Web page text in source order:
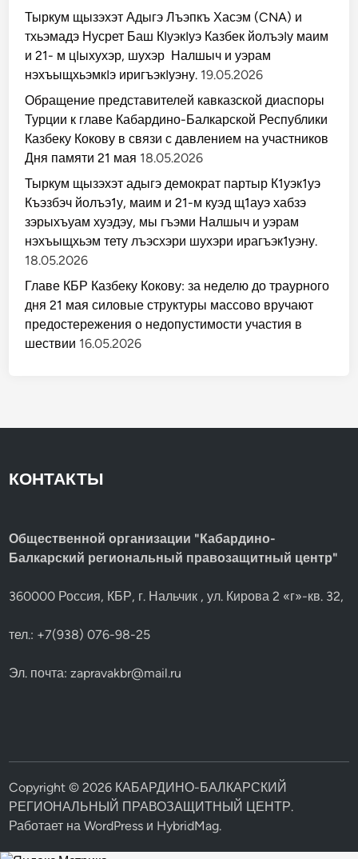
Тыркум щызэхэт Адыгэ Лъэпкъ Хасэм (CNA) и
тхьэмадэ Нусрет Баш КIуэкIуэ Казбек йолъэIу маим
и 21- м цIыхухэр, шухэр Налшыч и уэрам
нэхъыщхьэмкIэ иригъэкIуэну. 19.05.2026
Обращение представителей кавказской диаспоры
Турции к главе Кабардино-Балкарской Республики
Казбеку Кокову в связи с давлением на участников
Дня памяти 21 мая 18.05.2026
Тыркум щызэхэт адыгэ демократ партыр К1уэк1уэ
Къэзбэч йолъэ1у, маим и 21-м куэд щ1ауэ хабзэ
зэрыхъуам хуэдэу, мы гъэми Налшыч и уэрам
нэхъыщхьэм тету лъэсхэри шухэри ирагъэк1уэну.
18.05.2026
Главе КБР Казбеку Кокову: за неделю до траурного
дня 21 мая силовые структуры массово вручают
предостережения о недопустимости участия в
шествии 16.05.2026
КОНТАКТЫ
Общественной организации "Кабардино-
Балкарский региональный правозащитный центр"
360000 Россия, КБР, г. Нальчик , ул. Кирова 2 «г»-кв. 32,
тел.: +7(938) 076-98-25
Эл. почта:zapravakbr@mail.ru
Copyright © 2026 КАБАРДИНО-БАЛКАРСКИЙ
РЕГИОНАЛЬНЫЙ ПРАВОЗАЩИТНЫЙ ЦЕНТР.
Работает наWordPress и HybridMag.